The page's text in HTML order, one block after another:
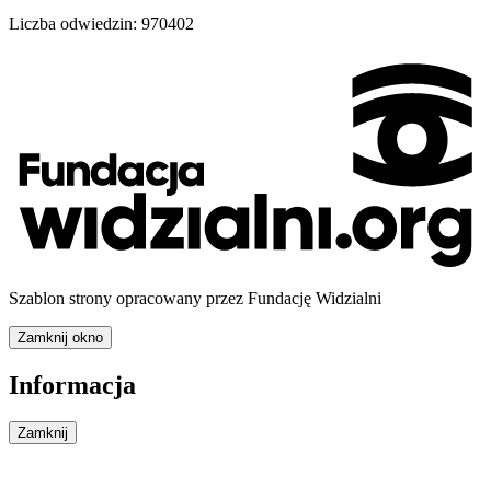
Liczba odwiedzin: 970402
Szablon strony opracowany przez Fundację Widzialni
Zamknij okno
Informacja
Zamknij